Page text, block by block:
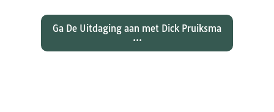
Ga De Uitdaging aan met Dick Pruiksma
...